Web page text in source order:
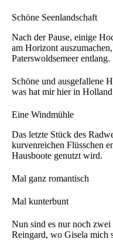
Schöne Seenlandschaft
Nach der Pause, einige
am Horizont
Paterswoldsemeer entlang.
Schöne und ausgefallene
was hat mir hier in
Eine Windmühle
Das letzte Stück des
kurvenreichen Flüsschen
Hausboote genutzt wird.
Mal ganz romantisch
Mal kunterbunt
Nun sind es nur noch
Reingard, wo Gisela mich